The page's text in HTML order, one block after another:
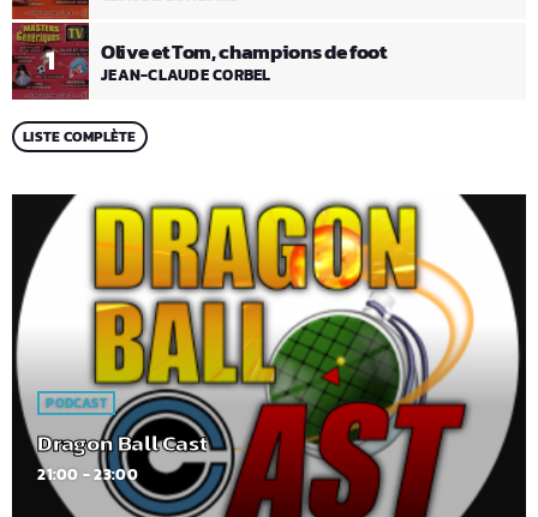
1 Olive et Tom, champions de foot
JEAN-CLAUDE CORBEL
LISTE COMPLÈTE
PODCAST
Dragon Ball Cast
21:00 - 23:00